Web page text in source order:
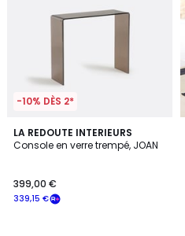
-10% DÈS 2*
LA REDOUTE INTERIEURS
Console en verre trempé, JOAN
339,15 €
399,00 €
5
/
3
Couleurs